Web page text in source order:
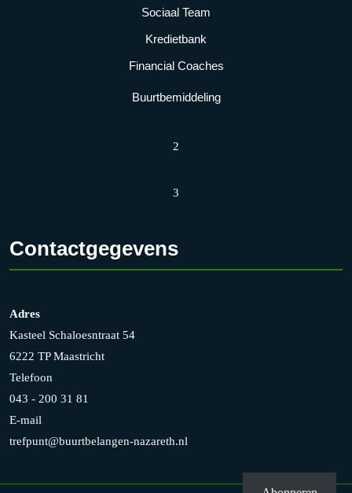
Sociaal Team
Kredietbank
Financial Coaches
Buurtbemiddeling
2
3
Contactgegevens
Adres
Kasteel Schaloesntraat 54
6222 TP Maastricht
Telefoon
043 - 200 31 81
E-mail
trefpunt@buurtbelangen-nazareth.nl